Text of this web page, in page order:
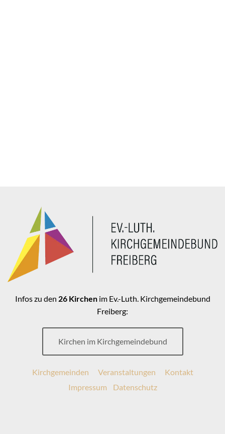
Infos zu den 26 Kirchenim Ev.-Luth. Kirchgemeindebund
Freiberg:
Kirchen im Kirchgemeindebund
Kirchgemeinden Veranstaltungen
Kontakt
Impressum
Datenschutz